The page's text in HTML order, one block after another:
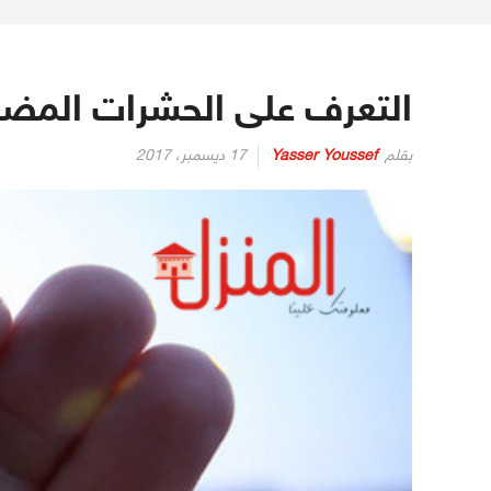
التعرف على الحشرات
بقلم Yasser Youssef 17 ديسمبر، 2017